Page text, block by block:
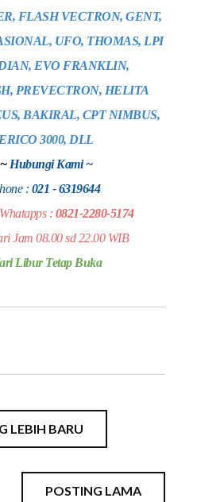
FLASH VECTRON, GENT,
UFO, THOMAS, LPI
EVO FRANKLIN,
PREVECTRON, HELITA
BAKIRAL, CPT NIMBUS,
ERICO 3000, DLL
~ Hubungi Kami ~
: 021 - 6319644
: 0821-2280-5174
Jam 08.00 sd 22.00 WIB
Libur Tetap Buka
LEBIH BARU
POSTING LAMA